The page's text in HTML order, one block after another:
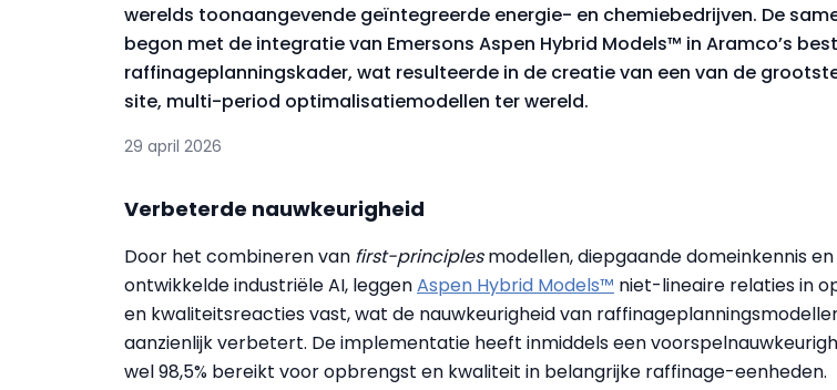
werelds toonaangevende geïntegreerde energie- en chemiebedrijven. De
begon met de integratie van Emersons Aspen Hybrid Models™ in Aramco’s
raffinageplanningskader, wat resulteerde in de creatie van een van de
site, multi-period optimalisatiemodellen ter wereld.
29 april 2026
Verbeterde nauwkeurigheid
Door het combineren van first-principlesmodellen, diepgaande domeinkennis
ontwikkelde industriële AI, leggenAspen Hybrid Models™ niet-lineaire relaties in
en kwaliteitsreacties vast, wat de nauwkeurigheid van
aanzienlijk verbetert. De implementatie heeft inmiddels een
wel 98,5% bereikt voor opbrengst en kwaliteit in belangrijke raffinage-eenheden.